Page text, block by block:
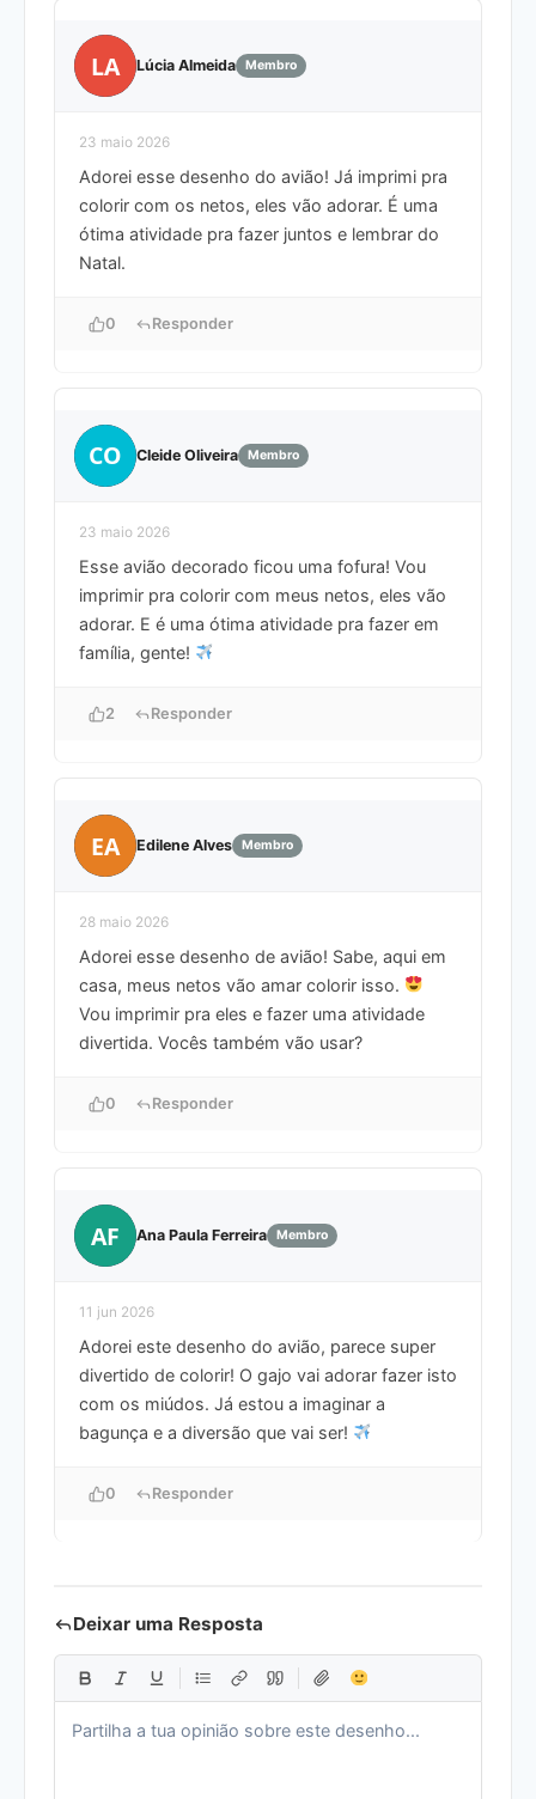
LA Lúcia Almeida Membro
23 maio 2026
Adorei esse desenho do avião! Já imprimi pra
colorir com os netos, eles vão adorar. É uma
ótima atividade pra fazer juntos e lembrar do
Natal.
0 Responder
CO Cleide Oliveira Membro
23 maio 2026
Esse avião decorado ficou uma fofura! Vou
imprimir pra colorir com meus netos, eles vão
adorar. E é uma ótima atividade pra fazer em
família, gente!
2 Responder
EA Edilene Alves Membro
28 maio 2026
Adorei esse desenho de avião! Sabe, aqui em
casa, meus netos vão amar colorir isso.
Vou imprimir pra eles e fazer uma atividade
divertida. Vocês também vão usar?
0 Responder
AF Ana Paula Ferreira Membro
11 jun 2026
Adorei este desenho do avião, parece super
divertido de colorir! O gajo vai adorar fazer isto
com os miúdos. Já estou a imaginar a
bagunça e a diversão que vai ser!
0 Responder
Deixar uma Resposta